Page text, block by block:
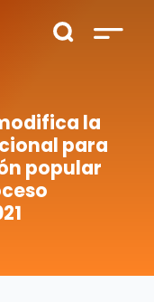
la
para
popular